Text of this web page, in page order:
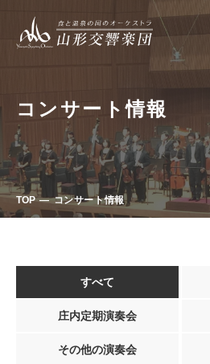
コンサート情報
TOP コンサート情報
すべて
庄内定期演奏会
その他の演奏会